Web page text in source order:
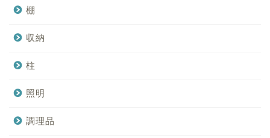
棚
収納
柱
照明
調理品